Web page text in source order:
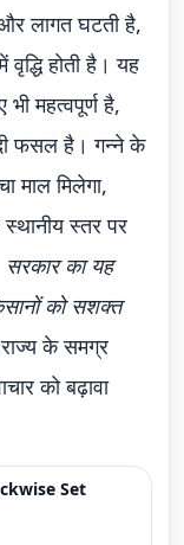
लागत घटती है,
होती है। यह
महत्वपूर्ण है,
फसल है। गन्ने के
माल मिलेगा,
स्तर पर
सरकार का यह
को सशक्त
के समग्र
को बढ़ावा
Set